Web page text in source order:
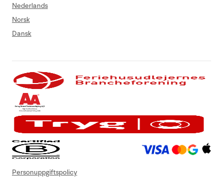
Nederlands
Norsk
Dansk
Personuppgiftspolicy